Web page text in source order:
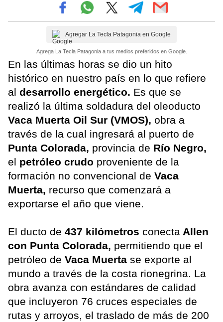
Agregar La Tecla Patagonia en Google
Agrega La Tecla Patagonia a tus medios preferidos en Google.
En las últimas horas se dio un hito
histórico en nuestro país en lo que refiere
al desarrollo energético. Es que se
realizó la última soldadura del oleoducto
Vaca Muerta Oil Sur (VMOS), obra a
través de la cual ingresará al puerto de
Punta Colorada, provincia de Río Negro,
el petróleo crudo proveniente de la
formación no convencional de Vaca
Muerta, recurso que comenzará a
exportarse el año que viene.
El ducto de 437 kilómetros conecta Allen
con Punta Colorada, permitiendo que el
petróleo de Vaca Muerta se exporte al
mundo a través de la costa rionegrina. La
obra avanza con estándares de calidad
que incluyeron 76 cruces especiales de
rutas y arroyos, el traslado de más de 200